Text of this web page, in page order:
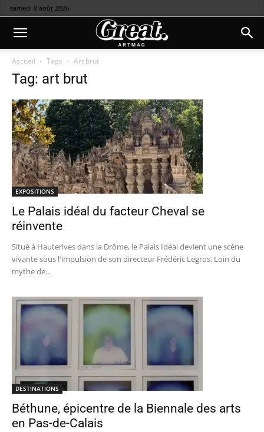
samedi 8 août 2026
Accueil Tags Art brut
Tag: art brut
EXPOSITIONS
Le Palais idéal du facteur Cheval se
réinvente
Situé à Hauterives dans la Drôme, le Palais Idéal devient une scène
vivante sous l'impulsion de son directeur Frédéric Legros. Loin du
mythe de...
DESTINATIONS
Béthune, épicentre de la Biennale des arts
en Pas-de-Calais